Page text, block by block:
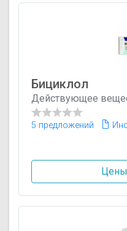
Бициклол
Действующее
5 предложений
Цены